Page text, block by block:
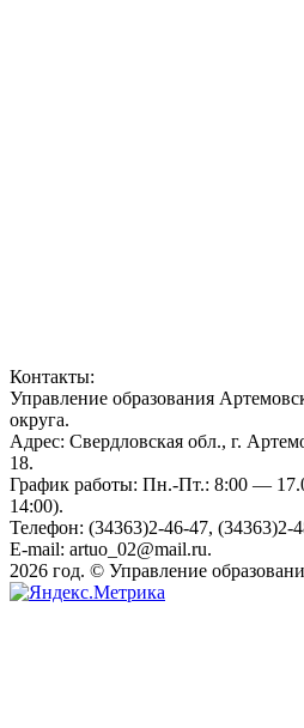
Контакты:
Управление образования
округа.
Адрес: Свердловская обл., г.
18.
График работы: Пн.-Пт.: 8:00 —
14:00).
Телефон: (34363)2-46-47, (34363)2-
E-mail: artuo_02@mail.ru.
2026 год. © Управление